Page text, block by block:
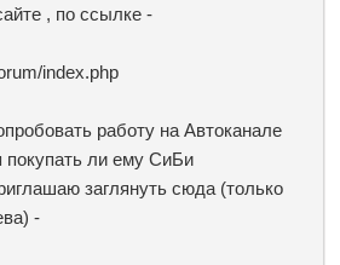
, по ссылке -
index.php
работу на Автоканале
покупать ли ему СиБи
заглянуть сюда (только
-